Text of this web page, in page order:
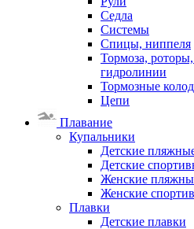
Седла
Системы
Спицы, ниппеля
Тормоза,
гидролинии
Тормозные
Цепи
Плавание
Купальники
Детские
Детские
Женские
Женские
Плавки
Детские плавки